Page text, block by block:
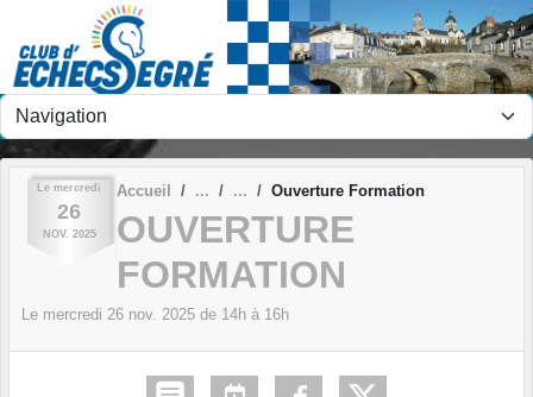
Le mercredi
26
NOV. 2025
Accueil Ouverture Formation
OUVERTURE
FORMATION
Le mercredi 26 nov. 2025 de 14h à 16h
Panneau de gestion des cookies